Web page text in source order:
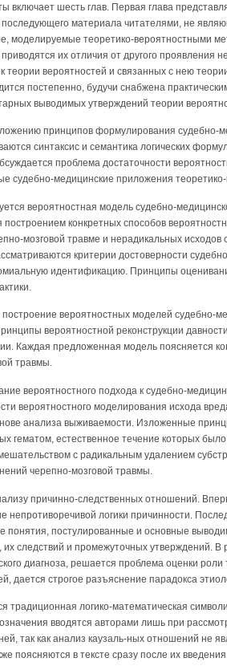
включает шесть глав. Первая глава
последующего материала читателями, не
моделируемые теоретико-вероятностными
их отличия от другого
вероятностей и связанных с нею
постепенно, будучи снабжена
выводимых утверждений теории
принципов формулирования судебно-
синтаксис и семантика логических
проблема достаточности
судебно-медицинские приложения
вероятностная модель судебно-
конкретных способов
мозговой травме и нерадикальных
критерии достоверности
идентификацию. Принципы
вероятностных моделей судебно-
вероятностной реконструкции
Каждая предложенная модель поясняется
травмы.
вероятностного подхода к судебно-
вероятностного моделирования исхода
анализа выживаемости. Изложенные
гематом, естественное течение которых
с радикальным удалением
черепно-мозговой травмы.
причинно-следственных отношений.
непротиворечивой логики причинности.
понятия, постулированные и основные
следствий и промежуточных утверждений. В
диагноза, решается проблема оценки
дается строгое разъяснение парадокса
традиционная логико-математическая
вводятся авторами лишь при
так как анализ каузаль-ных отношений не
поясняются в тексте сразу после их